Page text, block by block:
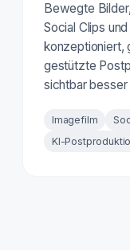
Bewegte
Social Clips
konzeptioniert,
gestützte
sichtbar besser
Imagefilm
KI-